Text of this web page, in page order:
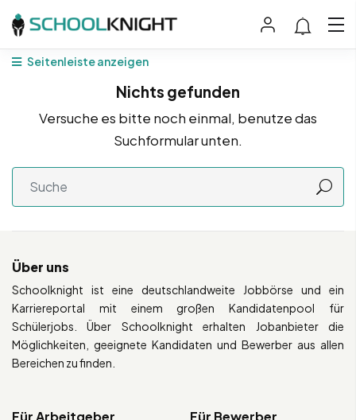
Seitenleiste anzeigen
Nichts gefunden
Versuche es bitte noch einmal, benutze das
Suchformular unten.
Über uns
Schoolknight ist eine deutschlandweite Jobbörse und ein
Karriereportal mit einem großen Kandidatenpool für
Schülerjobs. Über Schoolknight erhalten Jobanbieter die
Möglichkeiten, geeignete Kandidaten und Bewerber aus allen
Bereichen zu finden.
Für Arbeitgeber Für Bewerber